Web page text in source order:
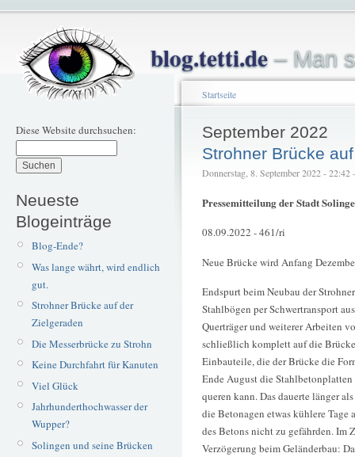
blog.tetti.de– Man
Diese Website durchsuchen:
Neueste
Blogeinträge
Blog-Ende?
Was lange währt, wird endlich
gut.
Strohner Brücke auf der
Zielgeraden
Die Messerbrücke zu Strohn
Keine Durchfahrt für Kanuten
Viel Glück
Jahrhunderthochwasser der
Wupper?
Solingen und seine Brücken
Startseite
September 2022
Strohner Brücke
Donnerstag, 8. September 2022 - 22:42
Pressemitteilung der Stadt
08.09.2022 - 461/ri
Neue Brücke wird Anfang
Endspurt beim Neubau der
Stahlbögen per Schwertransport
Querträger und weiterer Arbeiten
schließlich komplett auf die
Einbauteile, die der Brücke die
Ende August die
queren kann. Das dauerte länger
die Betonagen etwas kühlere
des Betons nicht zu gefährden. Im
Verzögerung beim Geländerbau: